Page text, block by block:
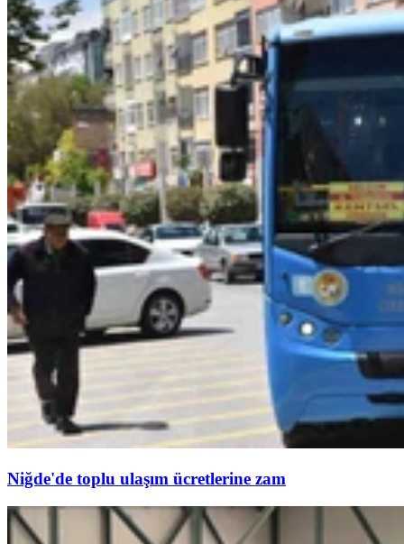
Niğde'de toplu ulaşım ücretlerine zam